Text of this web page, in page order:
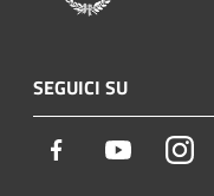
SEGUICI SU
Facebook Youtube